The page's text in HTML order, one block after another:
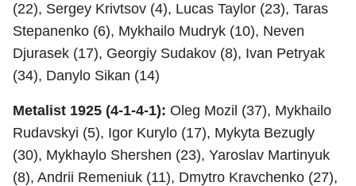
(22), Sergey Krivtsov (4), Lucas Taylor (23), Taras
Stepanenko (6), Mykhailo Mudryk (10), Neven
Djurasek (17), Georgiy Sudakov (8), Ivan Petryak
(34), Danylo Sikan (14)
Metalist 1925 (4-1-4-1): Oleg Mozil (37), Mykhailo
Rudavskyi (5), Igor Kurylo (17), Mykyta Bezugly
(30), Mykhaylo Shershen (23), Yaroslav Martinyuk
(8), Andrii Remeniuk (11), Dmytro Kravchenko (27),